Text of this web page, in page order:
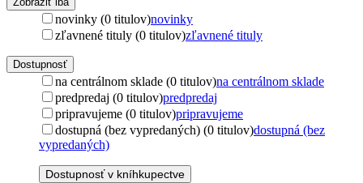
novinky (0 titulov)novinky
zľavnené tituly (0 titulov)zľavnené tituly
Dostupnosť
na centrálnom sklade (0 titulov)na centrálnom sklade
predpredaj (0 titulov)predpredaj
pripravujeme (0 titulov)pripravujeme
dostupná (bez vypredaných) (0 titulov)dostupná (bez
vypredaných)
Dostupnosť v kníhkupectve